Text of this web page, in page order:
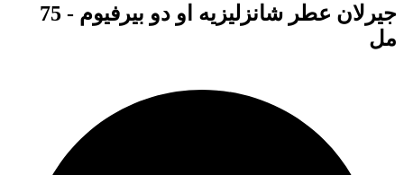
جيرلان عطر شانزليزيه او دو بيرفيوم - 75
مل